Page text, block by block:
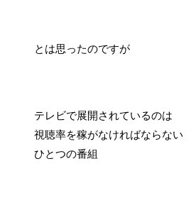
とは思ったのですが
テレビで展開されているのは
視聴率を稼がなければならない
ひとつの番組